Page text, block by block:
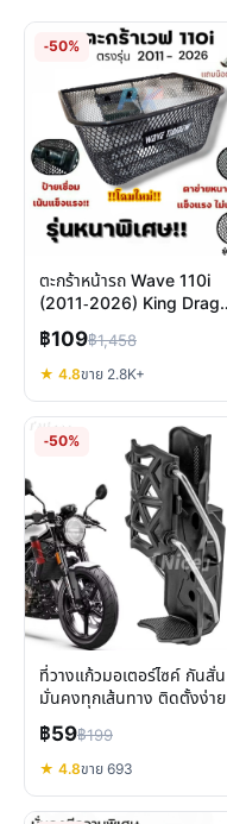
-50%
ตะกร้าหน้ารถ Wave 110i
(2011-2026) King Drag
หนาพิเศษ ตรงรุ่น กันสนิม
ทนทาน
฿109฿1,458
★ 4.8ขาย 2.8K+
-50%
ที่วางแก้วมอเตอร์ไซค์ กันสั่น
มั่นคงทุกเส้นทาง ติดตั้งง่าย
฿59฿199
★ 4.8ขาย 693